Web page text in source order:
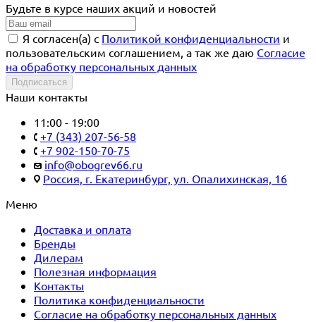
Будьте в курсе наших акций и новостей
Я согласен(a) с Политикой конфиденциальности и
пользовательским соглашением, а так же даю Согласие
на обработку персональных данных
Подписаться
Наши контакты
11:00 - 19:00
+7 (343) 207-56-58
+7 902-150-70-75
info@obogrev66.ru
Россия, г. Екатеринбург, ул. Опалихинская, 16
Меню
Доставка и оплата
Бренды
Дилерам
Полезная информация
Контакты
Политика конфиденциальности
Согласие на обработку персональных данных